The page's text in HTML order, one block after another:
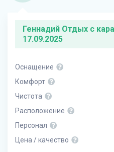
Геннадий Отдых с
17.09.2025
Оснащение
Комфорт
Чистота
Расположение
Персонал
Цена / качество